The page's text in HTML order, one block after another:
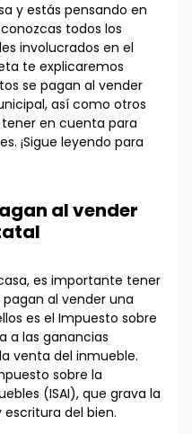
y estás pensando en
todos los
involucrados en el
te explicaremos
se pagan al vender
así como otros
en cuenta para
¡Sigue leyendo para
al vender
es importante tener
al vender una
es el Impuesto sobre
a las ganancias
venta del inmueble.
sobre la
(ISAI), que grava la
del bien.